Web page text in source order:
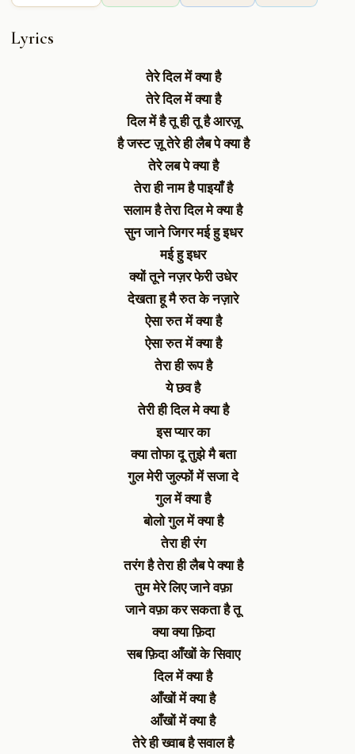
Lyrics
तेरे दिल में क्या है
तेरे दिल में क्या है
दिल में है तू ही तू है आरज़ू
है जस्ट ज़ू तेरे ही लैब पे क्या है
तेरे लब पे क्या है
तेरा ही नाम है पाइयाँ है
सलाम है तेरा दिल मे क्या है
सुन जाने जिगर मई हु इधर
मई हु इधर
क्यों तूने नज़र फेरी उधेर
देखता हू मै रुत के नज़ारे
ऐसा रुत में क्या है
ऐसा रुत में क्या है
तेरा ही रूप है
ये छव है
तेरी ही दिल मे क्या है
इस प्यार का
क्या तोफा दू तुझे मै बता
गुल मेरी जुल्फों में सजा दे
गुल में क्या है
बोलो गुल में क्या है
तेरा ही रंग
तरंग है तेरा ही लैब पे क्या है
तुम मेरे लिए जाने वफ़ा
जाने वफ़ा कर सकता है तू
क्या क्या फ़िदा
सब फ़िदा आँखों के सिवाए
दिल में क्या है
आँखों में क्या है
आँखों में क्या है
तेरे ही ख्वाब है सवाल है